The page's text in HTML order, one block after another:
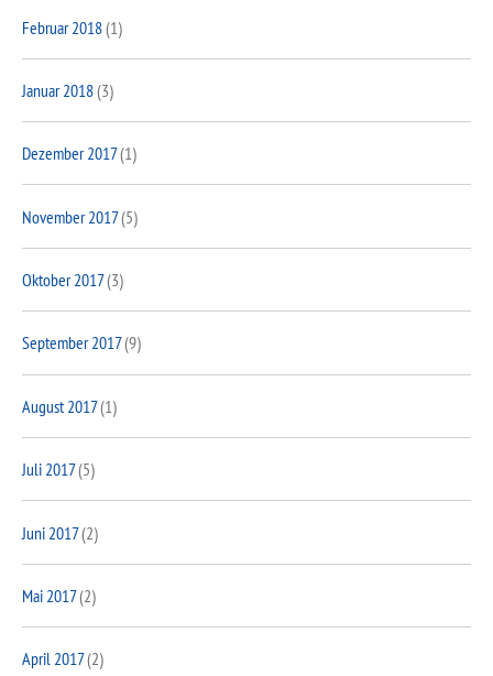
Februar 2018(1)
Januar 2018(3)
Dezember 2017(1)
November 2017(5)
Oktober 2017(3)
September 2017(9)
August 2017(1)
Juli 2017(5)
Juni 2017(2)
Mai 2017(2)
April 2017(2)